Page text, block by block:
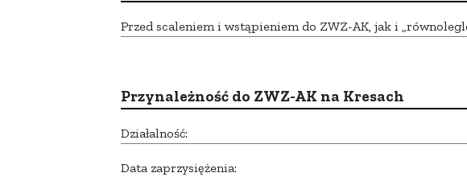
Przed scaleniem i wstąpieniem do ZWZ-AK, jak i
Przynależność do ZWZ-AK na Kresach
Działalność:
Data zaprzysiężenia: